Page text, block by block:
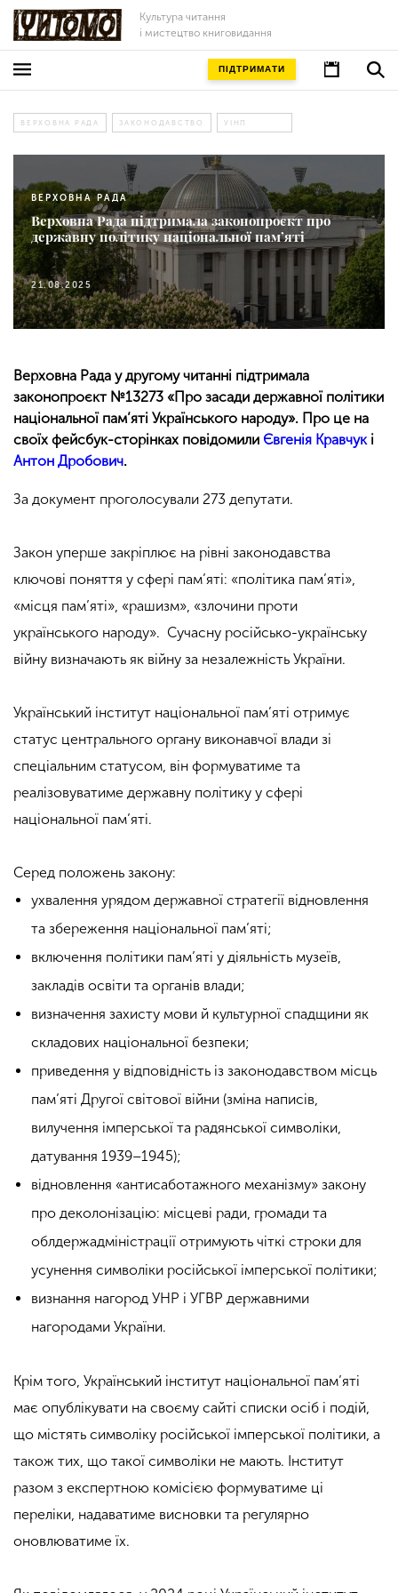
Культура читання
і мистецтво книговидання
ПІДТРИМАТИ
ВЕРХОВНА РАДА ЗАКОНОДАВСТВО УІНП
ВЕРХОВНА РАДА
Верховна Рада підтримала законопроєкт про
державну політику національної пам’яті
21.08.2025
Верховна Рада у другому читанні підтримала
законопроєкт №13273 «Про засади державної політики
національної пам’яті Українського народу». Про це на
своїх фейсбук-сторінках повідомили Євгенія Кравчукі
Антон Дробович.
За документ проголосували 273 депутати.
Закон уперше закріплює на рівні законодавства
ключові поняття у сфері пам’яті: «політика пам’яті»,
«місця пам’яті», «рашизм», «злочини проти
українського народу». Сучасну російсько-українську
війну визначають як війну за незалежність України.
Український інститут національної пам’яті отримує
статус центрального органу виконавчої влади зі
спеціальним статусом, він формуватиме та
реалізовуватиме державну політику у сфері
національної пам’яті.
Серед положень закону:
ухвалення урядом державної стратегії відновлення
та збереження національної пам’яті;
включення політики пам’яті у діяльність музеїв,
закладів освіти та органів влади;
визначення захисту мови й культурної спадщини як
складових національної безпеки;
приведення у відповідність із законодавством місць
пам’яті Другої світової війни (зміна написів,
вилучення імперської та радянської символіки,
датування 1939–1945);
відновлення «антисаботажного механізму» закону
про деколонізацію: місцеві ради, громади та
облдержадміністрації отримують чіткі строки для
усунення символіки російської імперської політики;
визнання нагород УНР і УГВР державними
нагородами України.
Крім того, Український інститут національної пам’яті
має опублікувати на своєму сайті списки осіб і подій,
що містять символіку російської імперської політики, а
також тих, що такої символіки не мають. Інститут
разом з експертною комісією формуватиме ці
переліки, надаватиме висновки та регулярно
оновлюватиме їх.